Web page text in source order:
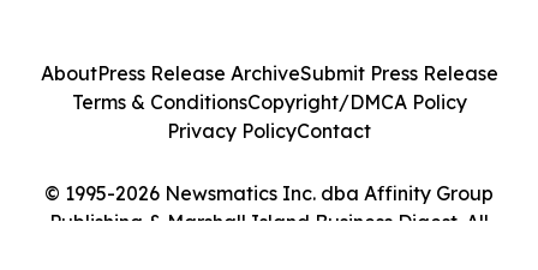
© 1995-2026 Newsmatics Inc. dba Affinity Group
Publishing & Marshall Island Business Digest. All
AboutPress Release ArchiveSubmit Press Release
Terms & ConditionsCopyright/DMCA Policy
Privacy PolicyContact